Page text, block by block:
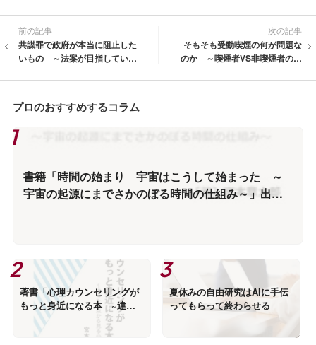
前の記事
共謀罪で政府が本当に阻止した
いもの ～法案が目指している
次の記事
そもそも受動喫煙の何が問題な
のか ～喫煙者VS非喫煙者の対
プロのおすすめするコラム
書籍「時間の始まり 宇宙はこうして始まった ～
宇宙の起源にまでさかのぼる時間の仕組み～」出版
著書「心理カウンセリングが
もっと身近になる本 ~違っ
た視点から見る心理学~」出
版のお知らせ
夏休みの自由研究はAIに手伝
ってもらって終わらせる